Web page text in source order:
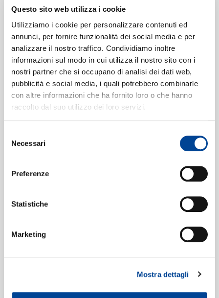
Questo sito web utilizza i cookie
Utilizziamo i cookie per personalizzare contenuti ed
annunci, per fornire funzionalità dei social media e per
analizzare il nostro traffico. Condividiamo inoltre
informazioni sul modo in cui utilizza il nostro sito con i
nostri partner che si occupano di analisi dei dati web,
pubblicità e social media, i quali potrebbero combinarle
con altre informazioni che ha fornito loro o che hanno
raccolto dal suo utilizzo dei loro servizi.
delNecessari
Preferenze
Statistiche
Marketing
Mostra dettagli
mosso)
Wiener Philharmoniker, Karl Böhm
3. Lustiges Zusammensein der
Landleute (Allegro)
05:47
Wiener Philharmoniker, Karl Böhm
4 4. Gewitter, Sturm (Allegro)
03:41
Wiener Philharmoniker, Karl Böhm
Sturm: Allegretto
09:48
6 1. Allegro
05:43
7 2. Andante con moto
10:40
8 3. Menuetto (Allegro molto)
05:50
SIAMO
CONTATTI